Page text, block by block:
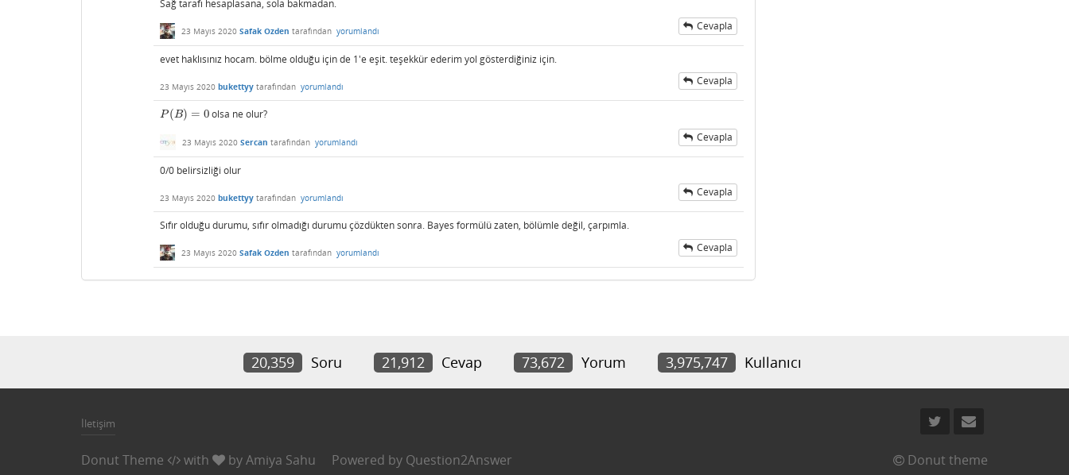
Sağ tarafı hesaplasana, sola bakmadan.
23 Mayıs 2020 Safak Ozden tarafından yorumlandı Cevapla
evet haklısınız hocam. bölme olduğu için de 1'e eşit. teşekkür ederim yol gösterdiğiniz için.
23 Mayıs 2020 bukettyy tarafından yorumlandı Cevapla
P(B) = 0
P(B)=0 olsa ne olur?
23 Mayıs 2020 Sercan tarafından yorumlandı Cevapla
0/0 belirsizliği olur
23 Mayıs 2020 bukettyy tarafından yorumlandı Cevapla
Sıfır olduğu durumu, sıfır olmadığı durumu çözdükten sonra. Bayes formülü zaten, bölümle değil, çarpımla.
23 Mayıs 2020 Safak Ozden tarafından yorumlandı Cevapla
20,359 Soru 21,912 Cevap 73,672 Yorum 3,975,747 Kullanıcı
İletişim
Donut Theme with byAmiya Sahu Powered by Question2Answer Donut theme